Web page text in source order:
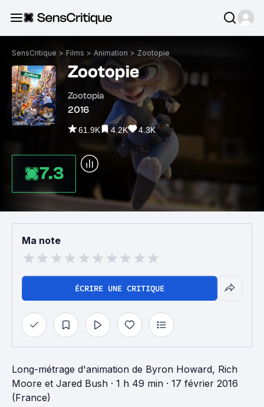
SensCritique > Films > Animation > Zootopie
Zootopie
Zootopia
2016
61.9K 4.2K 4.3K
7.3
Ma note
ÉCRIRE UNE CRITIQUE
Long-métrage d'animation de Byron Howard, Rich
Moore et Jared Bush · 1 h 49 min · 17 février 2016
(France)